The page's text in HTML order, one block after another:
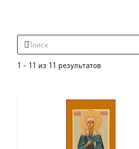
1 - 11 из 11 результатов